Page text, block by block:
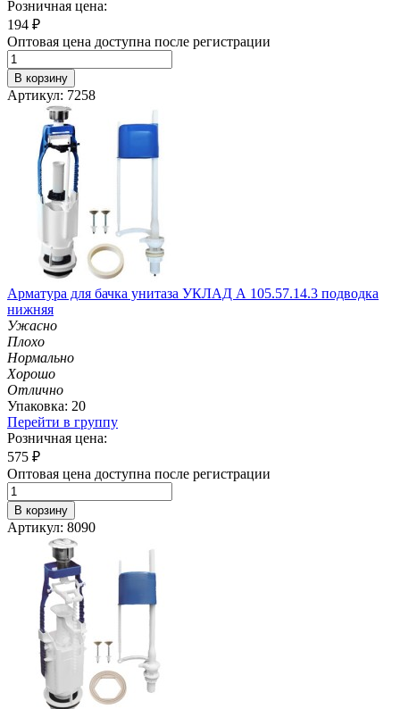
Розничная цена:
194 ₽
Оптовая цена доступна после регистрации
В корзину
Артикул: 7258
Арматура для бачка унитаза УКЛАД А 105.57.14.3 подводка
нижняя
Ужасно
Плохо
Нормально
Хорошо
Отлично
Упаковка: 20
Перейти в группу
Розничная цена:
575 ₽
Оптовая цена доступна после регистрации
В корзину
Артикул: 8090